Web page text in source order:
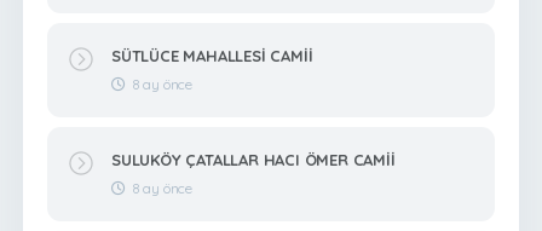
SÜTLÜCE MAHALLESİ CAMİİ
8 ay önce
SULUKÖY ÇATALLAR HACI ÖMER CAMİİ
8 ay önce